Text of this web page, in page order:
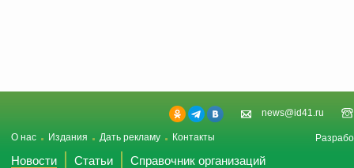
news@id41.ru
О нас Издания Дать рекламу Контакты
Новости Статьи
Справочник организаций